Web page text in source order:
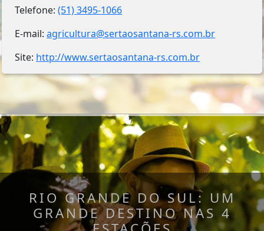
Telefone:(51) 3495-1066
E-mail:agricultura@sertaosantana-rs.com.br
Site: http://www.sertaosantana-rs.com.br
RIO GRANDE DO SUL: UM
GRANDE DESTINO NAS 4